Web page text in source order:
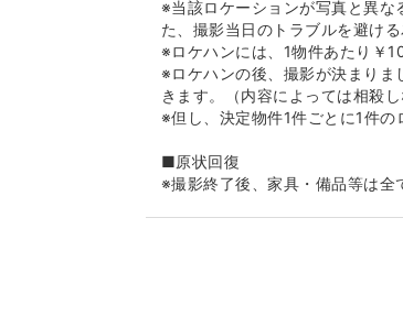
※当該ロケーションが写真と異な
た、撮影当日のトラブルを避け
※ロケハンには、1物件あたり￥
※ロケハンの後、撮影が決まりま
きます。（内容によっては相殺
※但し、決定物件1件ごとに1件の
■原状回復
※撮影終了後、家具・備品等は全